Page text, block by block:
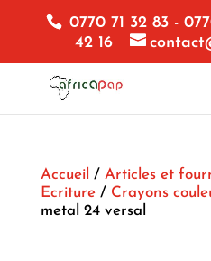
0770 71 32 83 -
42 16
Accueil / Articles et
Ecriture/ Crayons
metal 24 versal